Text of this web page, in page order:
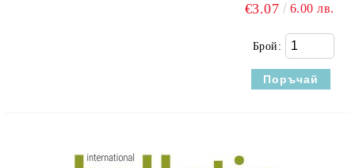
€3.07 6.00 лв.
Брой: